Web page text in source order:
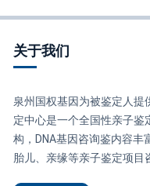
关于我们
泉州国权基因为被鉴定人提
定中心是一个全国性亲子鉴
构，DNA基因咨询鉴内容丰
胎儿、亲缘等亲子鉴定项目